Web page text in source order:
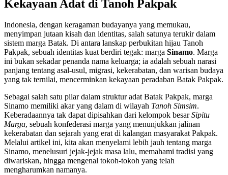
Kekayaan Adat di Tanoh Pakpak
Indonesia, dengan keragaman budayanya yang memukau,
menyimpan jutaan kisah dan identitas, salah satunya terukir dalam
sistem marga Batak. Di antara lanskap perbukitan hijau Tanoh
Pakpak, sebuah identitas kuat berdiri tegak: marga Sinamo. Marga
ini bukan sekadar penanda nama keluarga; ia adalah sebuah narasi
panjang tentang asal-usul, migrasi, kekerabatan, dan warisan budaya
yang tak ternilai, mencerminkan kekayaan peradaban Batak Pakpak.
Sebagai salah satu pilar dalam struktur adat Batak Pakpak, marga
Sinamo memiliki akar yang dalam di wilayah Tanoh Simsim.
Keberadaannya tak dapat dipisahkan dari kelompok besarSipitu
Marga, sebuah konfederasi marga yang menunjukkan jalinan
kekerabatan dan sejarah yang erat di kalangan masyarakat Pakpak.
Melalui artikel ini, kita akan menyelami lebih jauh tentang marga
Sinamo, menelusuri jejak-jejak masa lalu, memahami tradisi yang
diwariskan, hingga mengenal tokoh-tokoh yang telah
mengharumkan namanya.